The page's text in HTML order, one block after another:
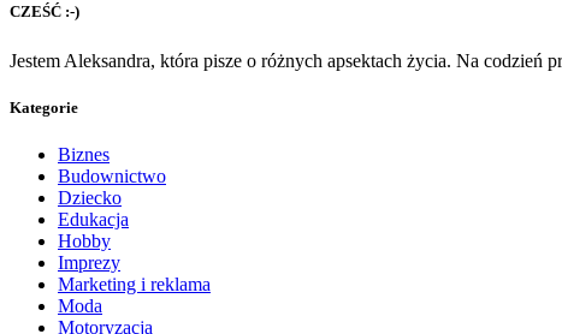
CZEŚĆ :-)
Jestem Aleksandra, która pisze o różnych apsektach życia. Na codzień
Kategorie
Biznes
Budownictwo
Dziecko
Edukacja
Hobby
Imprezy
Marketing i reklama
Moda
Motoryzacja